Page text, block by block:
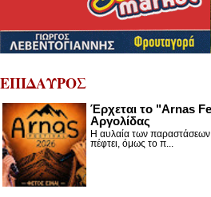
ΕΠΙΔΑΥΡΟΣ
Έρχεται το "Arnas
Αργολίδας
Η αυλαία των
πέφτει, όμως το π...